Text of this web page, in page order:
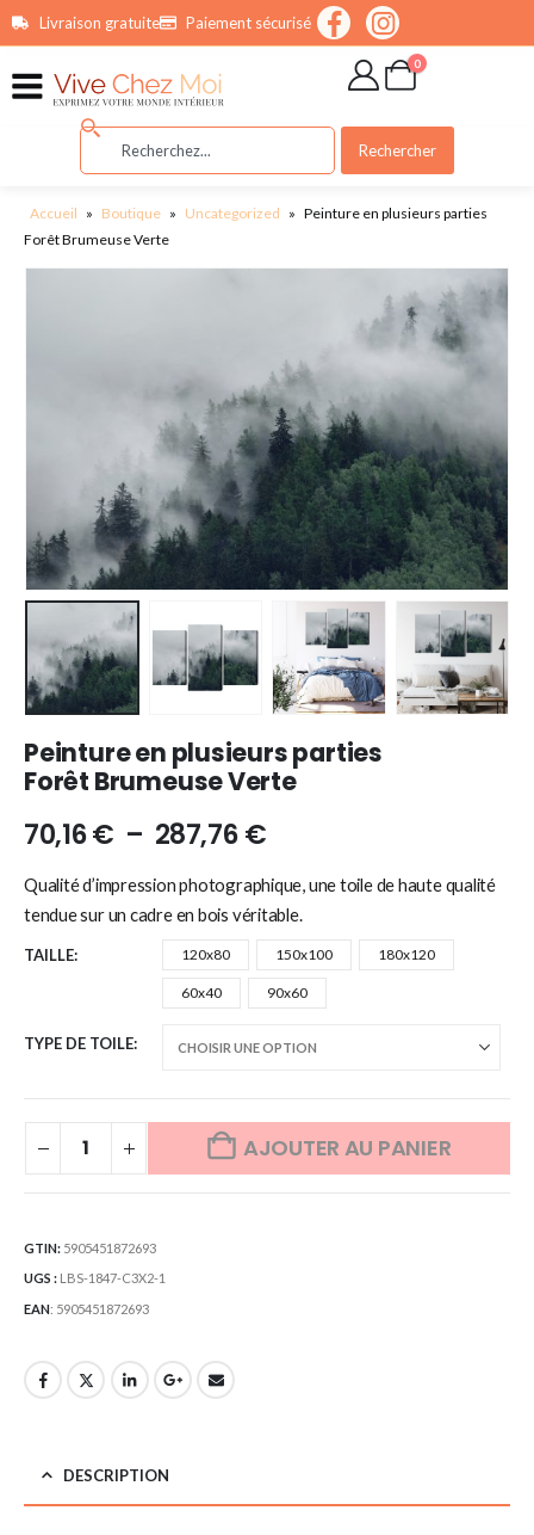
principalLivraison gratuite Paiement sécurisé
0
Rechercher
Accueil » Boutique » Uncategorized » Peinture en plusieurs parties
Forêt Brumeuse Verte
Peinture en plusieurs parties
Forêt Brumeuse Verte
70,16€ – 287,76€
Qualité d’impression photographique, une toile de haute qualité
tendue sur un cadre en bois véritable.
TAILLE 120x80 150x100 180x120
60x40 90x60
TYPE DE TOILE
AJOUTER AU PANIER
GTIN: 5905451872693
UGS : LBS-1847-C3X2-1
EAN: 5905451872693
DESCRIPTION